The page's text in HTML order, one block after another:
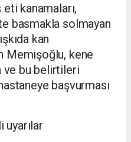
kanamaları,
basmakla solmayan
kan
Memişoğlu, kene
ve bu belirtileri
başvurması
uyarılar